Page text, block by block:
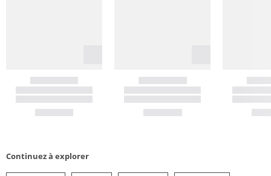
Continuez à explorer